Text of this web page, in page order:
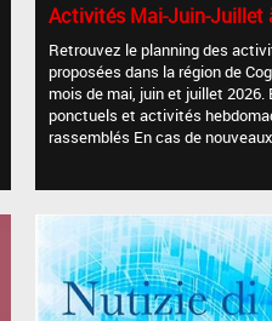
Activités Mai-Juin-Juillet
Retrouvez le planning des
proposées dans la région de
mois de mai, juin et juillet 2026.
ponctuels et activités
rassemblés En cas de nouveaux